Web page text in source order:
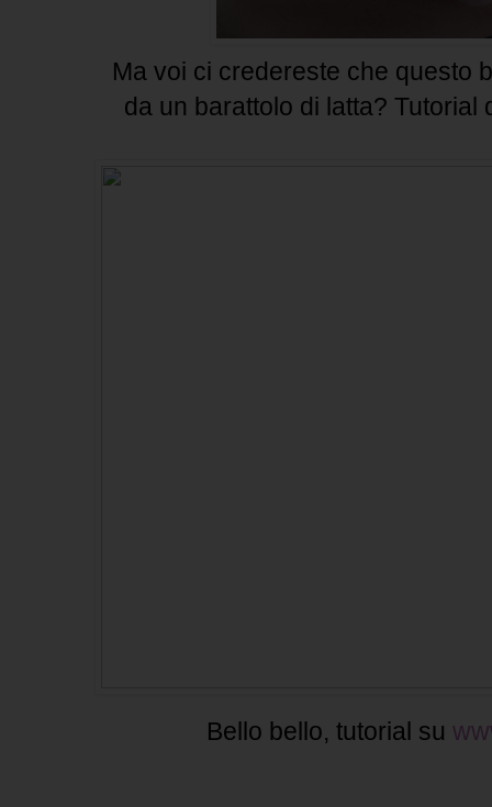
Ma voi ci credereste che questo
da un barattolo di latta? Tutorial
Bello bello, tutorial su